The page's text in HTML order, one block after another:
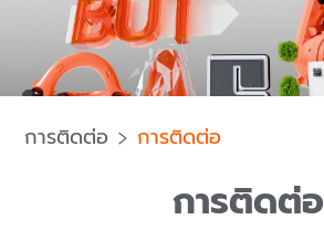
การติดต่อ การติดต่อ
การติดต่อ